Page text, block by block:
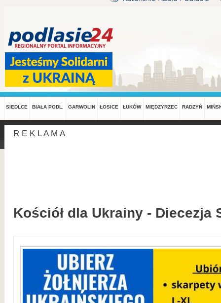
SIEDLCE BIAŁA PODL. GARWOLIN ŁOSICE ŁUKÓW MIĘDZYRZEC RADZYŃ
R E K L A M A
Kościół dla Ukrainy - Diecezja